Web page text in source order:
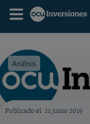
Análisis
Publicado el 21 junio 2019